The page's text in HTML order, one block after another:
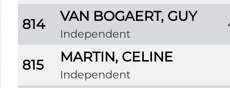
814 VAN BOGAERT, GUY
Independent
815 MARTIN, CELINE
Independent